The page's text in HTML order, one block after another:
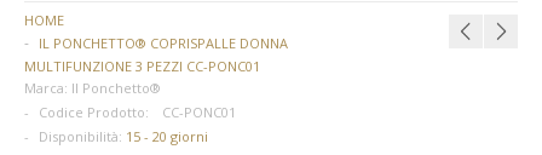
BAMBINO
DONNA
PARRUCCHE
HOME
IL PONCHETTO® COPRISPALLE DONNA
MULTIFUNZIONE 3 PEZZI CC-PONC01
Marca: Il Ponchetto®
Codice Prodotto:
CC-PONC01
Disponibilità: 15 - 20 giorni